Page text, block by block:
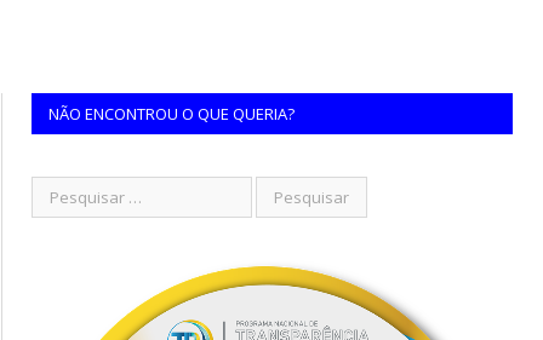
NÃO ENCONTROU O QUE QUERIA?